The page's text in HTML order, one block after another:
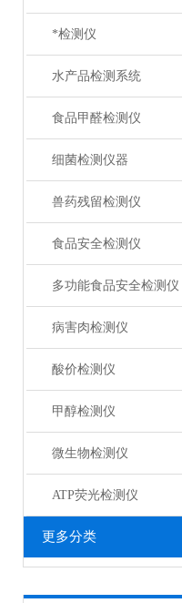
*检测仪
水产品检测系统
食品甲醛检测仪
细菌检测仪器
兽药残留检测仪
食品安全检测仪
多功能食品安全检测仪
病害肉检测仪
酸价检测仪
甲醇检测仪
微生物检测仪
ATP荧光检测仪
更多分类